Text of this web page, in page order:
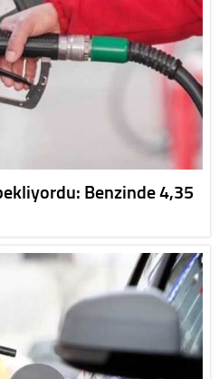
Benzinde 4,35